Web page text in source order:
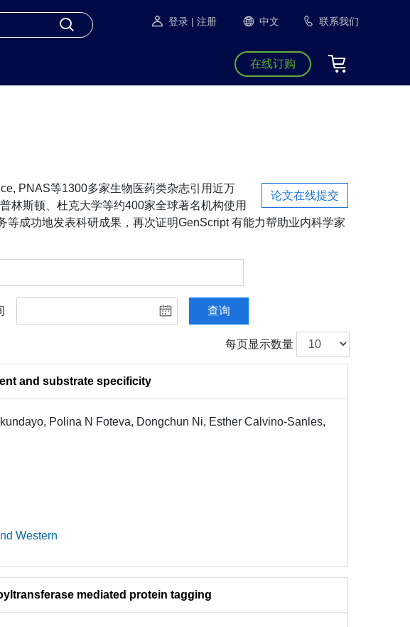
登录 | 注册 中文 联系我们
在线订购
论文在线提交
PNAS等1300多家生物医药类杂志引用近万
林斯顿、杜克大学等约400家全球著名机构使用
成功地发表科研成果，再次证明GenScript 有能力帮助业内科学家
查询
每页显示数量
and substrate specificity
Polina N Foteva, Dongchun Ni, Esther Calvino-Sanles,
Western
mediated protein tagging